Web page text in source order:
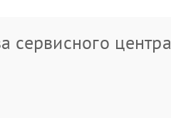
сервисного центра